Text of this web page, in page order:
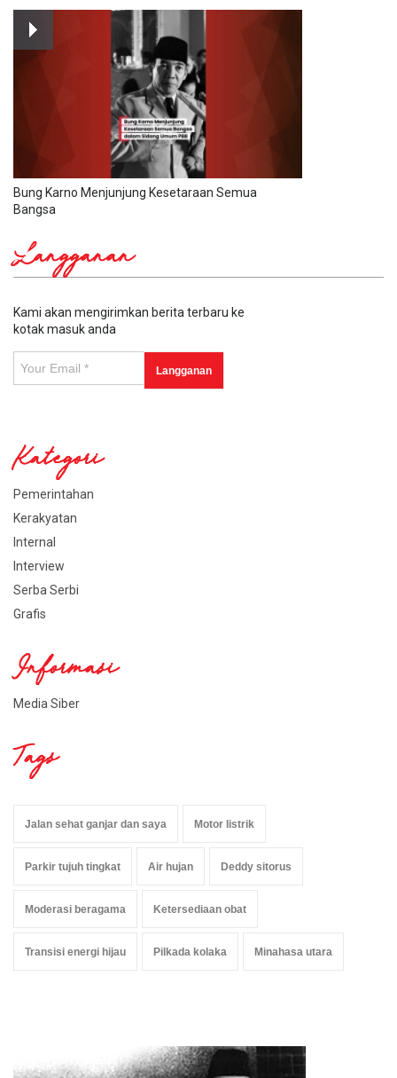
Bung Karno Menjunjung Kesetaraan Semua
Bangsa
Langganan
Kami akan mengirimkan berita terbaru ke
kotak masuk anda
Kategori
Pemerintahan
Kerakyatan
Internal
Interview
Serba Serbi
Grafis
Informasi
Media Siber
Tags
Jalan sehat ganjar dan saya Motor listrik
Parkir tujuh tingkat Air hujan Deddy sitorus
Moderasi beragama Ketersediaan obat
Transisi energi hijau Pilkada kolaka Minahasa utara